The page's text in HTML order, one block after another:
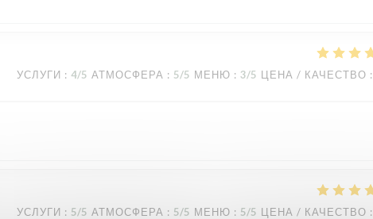
УСЛУГИ : 4/5 АТМОСФЕРА : 5/5 МЕНЮ : 3/5 ЦЕНА / КАЧЕСТВО :
УСЛУГИ : 5/5 АТМОСФЕРА : 5/5 МЕНЮ : 5/5 ЦЕНА / КАЧЕСТВО :